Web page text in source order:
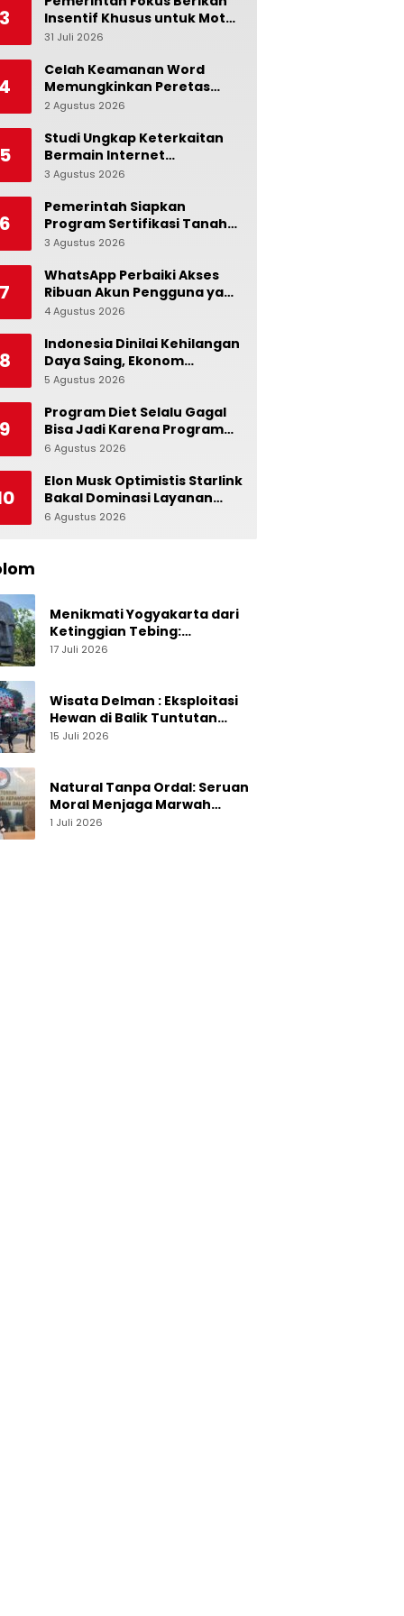
3
Insentif Khusus untuk Motor
dan Mobil Nasional
31 Juli 2026
4
Celah Keamanan Word
Memungkinkan Peretas
Menyusup ke Microsoft
2 Agustus 2026
5
Studi Ungkap Keterkaitan
Bermain Internet
Berlebihan dengan Stres
3 Agustus 2026
6
Pemerintah Siapkan
Program Sertifikasi Tanah
Gratis bagi Masyarakat
3 Agustus 2026
7
WhatsApp Perbaiki Akses
Ribuan Akun Pengguna yang
Terblokir
4 Agustus 2026
8
Indonesia Dinilai Kehilangan
Daya Saing, Ekonom
Ingatkan Pentingnya Jaga
Indonesia
5 Agustus 2026
9
Program Diet Selalu Gagal
Bisa Jadi Karena Program
Alami dalam Otak
6 Agustus 2026
Elon Musk Optimistis Starlink
Bakal Dominasi Layanan
Internet Global
6 Agustus 2026
Menikmati Yogyakarta dari
Ketinggian Tebing:
Menelusuri Pesona On The
17 Juli 2026
Wisata Delman : Eksploitasi
Hewan di Balik Tuntutan
Perut Kusir
15 Juli 2026
Natural Tanpa Ordal: Seruan
Moral Menjaga Marwah
Perguruan Tinggi
1 Juli 2026